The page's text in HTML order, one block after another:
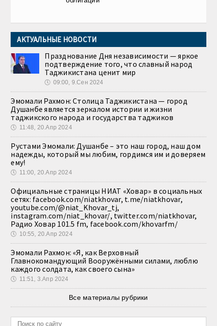
АКТУАЛЬНЫЕ НОВОСТИ
Празднование Дня независимости — яркое
подтверждение того, что славный народ
Таджикистана ценит мир
🕔 09:00, 9.Сен 2024
Эмомали Рахмон: Столица Таджикистана — город
Душанбе является зеркалом истории и жизни
таджикского народа и государства таджиков
🕔 11:48, 20.Апр 2024
Рустами Эмомали: Душанбе – это наш город, наш дом
надежды, который мы любим, гордимся им и доверяем
ему!
🕔 11:00, 20.Апр 2024
Официальные страницы НИАТ «Ховар» в социальных
сетях: facebook.com/niatkhovar, t.me/niatkhovar,
youtube.com/@niat_Khovar_tj,
instagram.com/niat_khovar/, twitter.com/niatkhovar,
Радио Ховар 101.5 fm, facebook.com/khovarfm/
🕔 10:55, 20.Апр 2024
Эмомали Рахмон: «Я, как Верховный
Главнокомандующий Вооружёнными силами, люблю
каждого солдата, как своего сына»
🕔 11:51, 3.Апр 2024
Все материалы рубрики